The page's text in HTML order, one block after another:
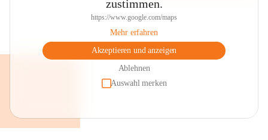
zustimmen.
https://www.google.com/maps
Mehr erfahren
Akzeptieren und anzeigen
Ablehnen
Auswahl merken